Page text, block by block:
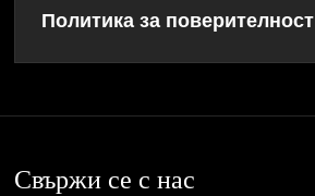
Политика за поверителност
Свържи се с нас